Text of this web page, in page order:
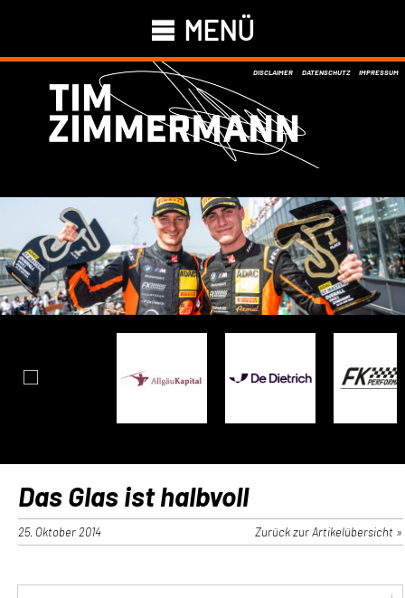
MENÜ
DISCLAIMER DATENSCHUTZ IMPRESSUM
Das Glas ist halbvoll
25. Oktober 2014 Zurück zur Artikelübersicht »